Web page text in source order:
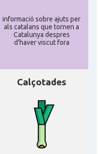
informació sobre ajuts per
als catalans que tornen a
Catalunya despres
d'haver viscut fora
Calçotades